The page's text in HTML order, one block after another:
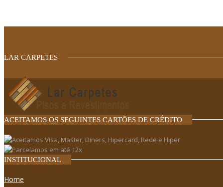
LAR CARPETES
ACEITAMOS OS SEGUINTES CARTÕES DE CRÉDITO
INSTITUCIONAL
Home